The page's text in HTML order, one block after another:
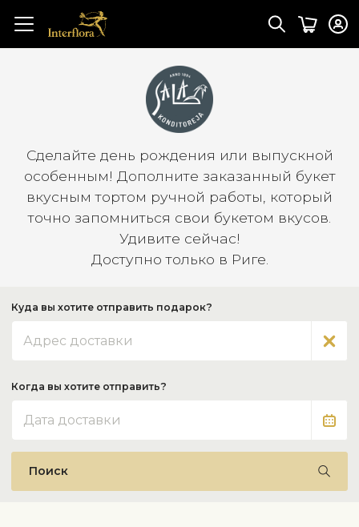
Сделайте день рождения или выпускной
особенным! Дополните заказанный букет
вкусным тортом ручной работы, который
точно запомниться свои букетом вкусов.
Удивите сейчас!
Доступно только в Риге.
Куда вы хотите отправить подарок?
Когда вы хотите отправить?
Поиск